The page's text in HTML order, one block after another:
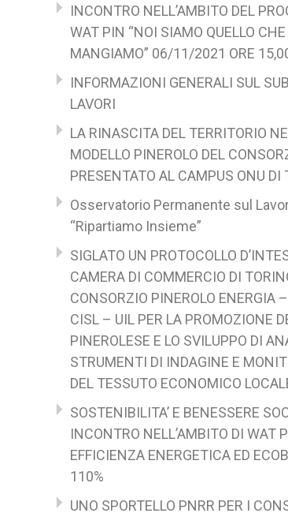
INCONTRO NELL’AMBITO DEL
WAT PIN “NOI SIAMO QUELLO CHE
MANGIAMO” 06/11/2021 ORE
INFORMAZIONI GENERALI SUL
LAVORI
LA RINASCITA DEL TERRITORIO
MODELLO PINEROLO DEL
PRESENTATO AL CAMPUS ONU DI
Osservatorio Permanente sul
“Ripartiamo Insieme”
SIGLATO UN PROTOCOLLO
CAMERA DI COMMERCIO DI
CONSORZIO PINEROLO ENERGIA
CISL – UIL PER LA PROMOZIONE
PINEROLESE E LO SVILUPPO DI
STRUMENTI DI INDAGINE E
DEL TESSUTO ECONOMICO
SOSTENIBILITA’ E BENESSERE
INCONTRO NELL’AMBITO DI WAT
EFFICIENZA ENERGETICA ED
110%
UNO SPORTELLO PNRR PER I